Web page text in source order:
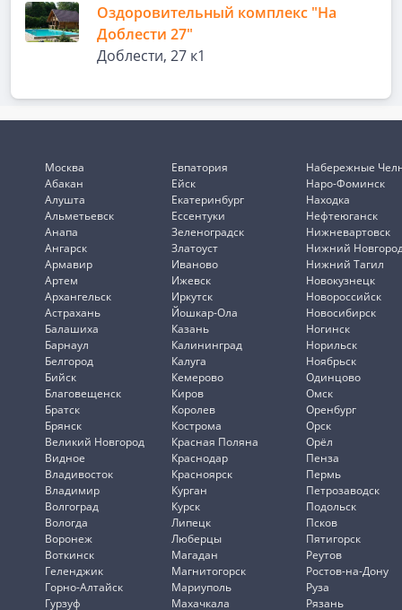
Оздоровительный комплекс "На
Доблести 27"
Доблести, 27 к1
Москва
Абакан
Алушта
Альметьевск
Анапа
Ангарск
Армавир
Артем
Архангельск
Астрахань
Балашиха
Барнаул
Белгород
Бийск
Благовещенск
Братск
Брянск
Великий Новгород
Видное
Владивосток
Владимир
Волгоград
Вологда
Воронеж
Воткинск
Геленджик
Горно-Алтайск
Гурзуф
Евпатория
Ейск
Екатеринбург
Ессентуки
Зеленоградск
Златоуст
Иваново
Ижевск
Иркутск
Йошкар-Ола
Казань
Калининград
Калуга
Кемерово
Киров
Королев
Кострома
Красная Поляна
Краснодар
Красноярск
Курган
Курск
Липецк
Люберцы
Магадан
Магнитогорск
Мариуполь
Махачкала
Набережные
Наро-Фоминск
Находка
Нефтеюганск
Нижневартовск
Нижний
Нижний Тагил
Новокузнецк
Новороссийск
Новосибирск
Ногинск
Норильск
Ноябрьск
Одинцово
Омск
Оренбург
Орск
Орёл
Пенза
Пермь
Петрозаводск
Подольск
Псков
Пятигорск
Реутов
Ростов-на-Дону
Руза
Рязань